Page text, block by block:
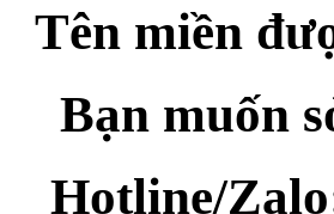
Tên miền
Bạn muốn
Hotline/